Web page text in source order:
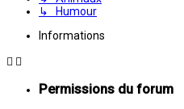
↳ Humour
Informations
Permissions du forum